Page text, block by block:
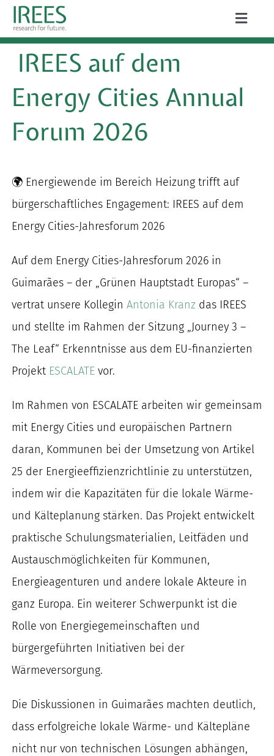
Zum
Inhalt
springen
Toggle
ÜBER UNS
AKTUELLES
PROJEKTE
KARRIERE
Suche
nach:
IREES auf dem
Energy Cities Annual
Forum 2026
🌍 Energiewende im Bereich Heizung trifft auf
bürgerschaftliches Engagement: IREES auf dem
Energy Cities-Jahresforum 2026
Auf dem Energy Cities-Jahresforum 2026 in
Guimarães – der „Grünen Hauptstadt Europas“ –
vertrat unsere KolleginAntonia Kranz das IREES
und stellte im Rahmen der Sitzung „Journey 3 –
The Leaf“ Erkenntnisse aus dem EU-finanzierten
Projekt ESCALATE vor.
Im Rahmen von ESCALATE arbeiten wir gemeinsam
mit Energy Cities und europäischen Partnern
daran, Kommunen bei der Umsetzung von Artikel
25 der Energieeffizienzrichtlinie zu unterstützen,
indem wir die Kapazitäten für die lokale Wärme-
und Kälteplanung stärken. Das Projekt entwickelt
praktische Schulungsmaterialien, Leitfäden und
Austauschmöglichkeiten für Kommunen,
Energieagenturen und andere lokale Akteure in
ganz Europa. Ein weiterer Schwerpunkt ist die
Rolle von Energiegemeinschaften und
bürgergeführten Initiativen bei der
Wärmeversorgung.
Die Diskussionen in Guimarães machten deutlich,
dass erfolgreiche lokale Wärme- und Kältepläne
nicht nur von technischen Lösungen abhängen,